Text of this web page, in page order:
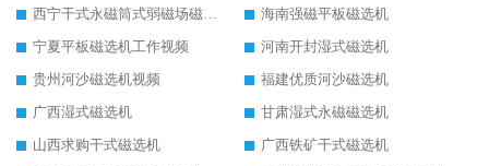
西宁干式永磁筒式弱磁场磁选机结构图
海南强磁平板磁选机
宁夏平板磁选机工作视频
河南开封湿式磁选机
贵州河沙磁选机视频
福建优质河沙磁选机
广西湿式磁选机
甘肃湿式永磁磁选机
山西求购干式磁选机
广西铁矿干式磁选机